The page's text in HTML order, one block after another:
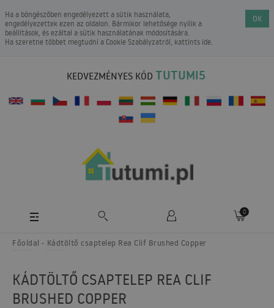
Ha a böngészőben engedélyezett a sütik használata,
engedélyezettek ezen az oldalon. Bármikor lehetősége nyílik a
beállítások, és ezáltal a sütik használatának módosítására.
Ha szeretne többet megtudni a Cookie Szabályzatról, kattints ide.
OK
KEDVEZMÉNYES KÓD TUTUMI5
0
Főoldal Kádtöltő csaptelep Rea Clif Brushed Copper
KÁDTÖLTŐ CSAPTELEP REA CLIF
BRUSHED COPPER